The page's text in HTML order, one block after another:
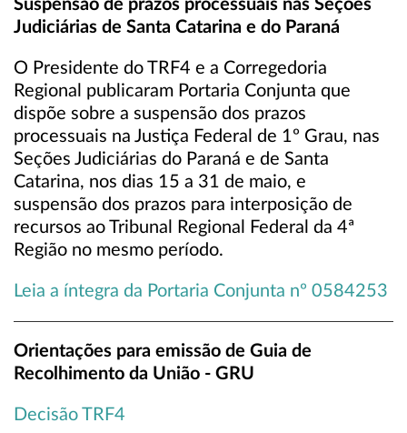
Suspensão de prazos processuais nas Seções
Judiciárias de Santa Catarina e do Paraná
O Presidente do TRF4 e a Corregedoria
Regional publicaram Portaria Conjunta que
dispõe sobre a suspensão dos prazos
processuais na Justiça Federal de 1º Grau, nas
Seções Judiciárias do Paraná e de Santa
Catarina, nos dias 15 a 31 de maio, e
suspensão dos prazos para interposição de
recursos ao Tribunal Regional Federal da 4ª
Região no mesmo período.
Leia a íntegra da Portaria Conjunta nº 0584253
Orientações para emissão de Guia de
Recolhimento da União - GRU
Decisão TRF4